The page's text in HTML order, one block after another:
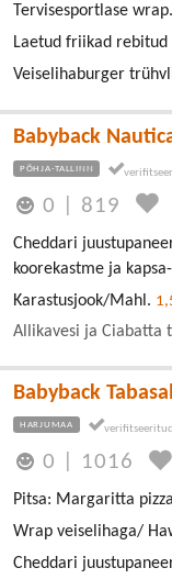
Tervisesportlase wrap.
Laetud friikad rebitud
Veiselihaburger
Babyback
PÕHJA-TALLINN
0 819
Cheddari
koorekastme ja
Karastusjook/Mahl.
Allikavesi ja Ciabatta
Babyback
HARJUMAA
0 1016
Pitsa: Margaritta
Wrap veiselihaga/
Cheddari